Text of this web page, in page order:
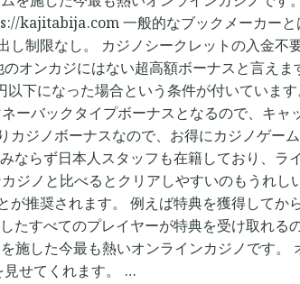
kajitabija.com 一般的なブックメーカー
制限なし。 カジノシークレットの入金
オンカジにはない超高額ボーナスと言え
下になった場合という条件が付いていま
ーバックタイプボーナスとなるので、キ
ジノボーナスなので、お得にカジノゲ
ならず日本人スタッフも在籍しており、
ジノと比べるとクリアしやすいのもうれ
推奨されます。 例えば特典を獲得して
たすべてのプレイヤーが特典を受け取れ
施した今最も熱いオンラインカジノです
見せてくれます。 …